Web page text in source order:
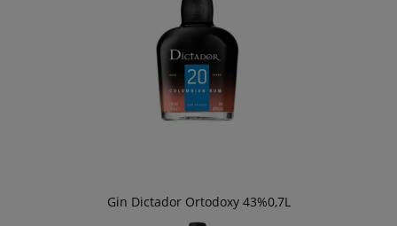
Gin Dictador Ortodoxy 43%0,7L